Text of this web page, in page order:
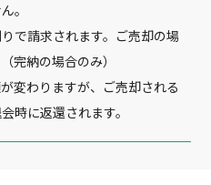
。
で請求されます。ご売却の場
完納の場合のみ）
変わりますが、ご売却される
時に返還されます。